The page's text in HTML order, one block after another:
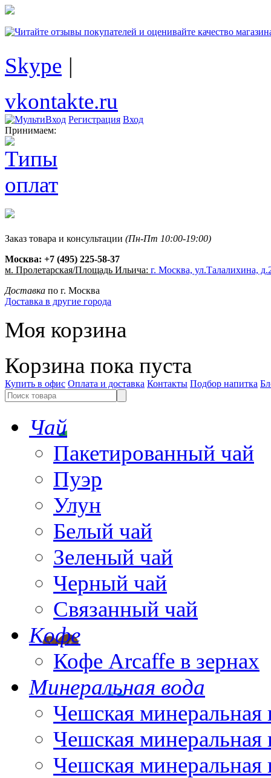
Skype |
vkontakte.ru
Регистрация Вход
Принимаем:
Заказ товара и консультации (Пн-Пт 10:00-19:00)
Москва: +7 (495) 225-58-37
м. Пролетарская/Площадь Ильича: г. Москва, ул.Талалихина,
Доставка по г. Москва
Доставка в другие города
Моя корзина
Корзина пока пуста
Купить в офис Оплата и доставка Контакты Подбор напитка
Чай
Пакетированный чай
Пуэр
Улун
Белый чай
Зеленый чай
Черный чай
Связанный чай
Кофе
Кофе Arcaffe в зернах
Минеральная вода
Чешская минеральная
Чешская минеральная
Чешская минеральная